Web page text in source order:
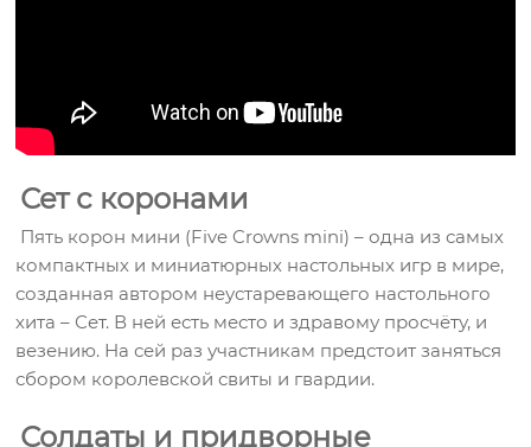
Сет с коронами
Пять корон мини (Five Crowns mini) – одна из самых
компактных и миниатюрных настольных игр в мире,
созданная автором неустаревающего настольного
хита – Сет. В ней есть место и здравому просчёту, и
везению. На сей раз участникам предстоит заняться
сбором королевской свиты и гвардии.
Солдаты и придворные